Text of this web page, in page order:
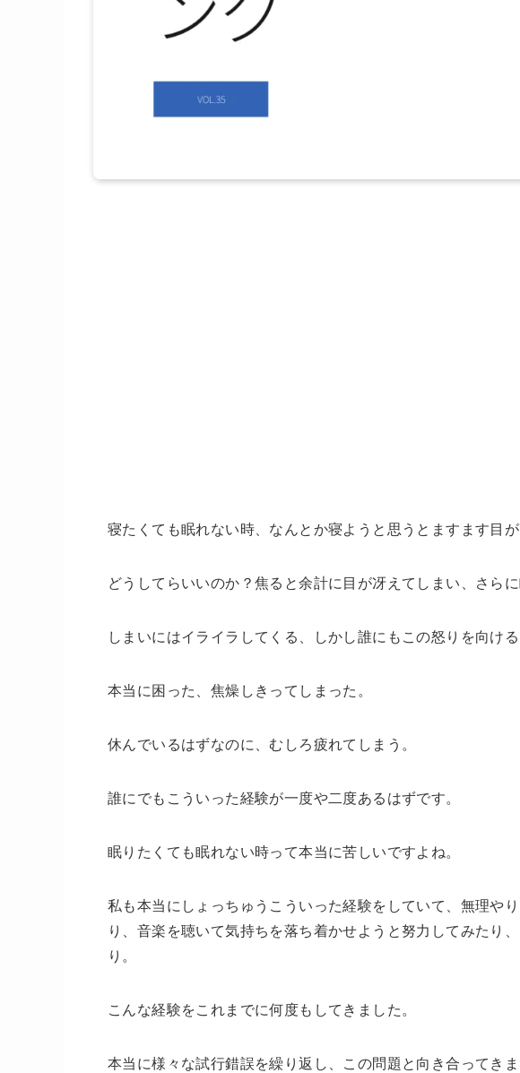
寝たくても眠れない時、なんとか寝ようと思うとますます目が
どうしてらいいのか？焦ると余計に目が冴えてしまい、さらに
しまいにはイライラしてくる、しかし誰にもこの怒りを向ける
本当に困った、焦燥しきってしまった。
休んでいるはずなのに、むしろ疲れてしまう。
誰にでもこういった経験が一度や二度あるはずです。
眠りたくても眠れない時って本当に苦しいですよね。
私も本当にしょっちゅうこういった経験をしていて、無理や
り、音楽を聴いて気持ちを落ち着かせようと努力してみたり
り。
こんな経験をこれまでに何度もしてきました。
本当に様々な試行錯誤を繰り返し、この問題と向き合ってきま